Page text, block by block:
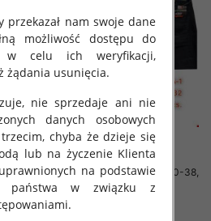
40,
Spodnie męskie jeans Roz 30-38,
1 Kolor .Paczka 10 szt
przekazał nam swoje dane
możliwość dostępu do
w celu ich weryfikacji,
żądania usunięcia.
nie sprzedaje ani nie
danych osobowych
chyba że dzieje się
lub na życzenie Klienta
na podstawie
państwa w związku z